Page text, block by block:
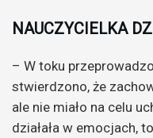
NAUCZYCIELKA
– W toku
stwierdzono, że
ale nie miało na celu
działała w emocjach,